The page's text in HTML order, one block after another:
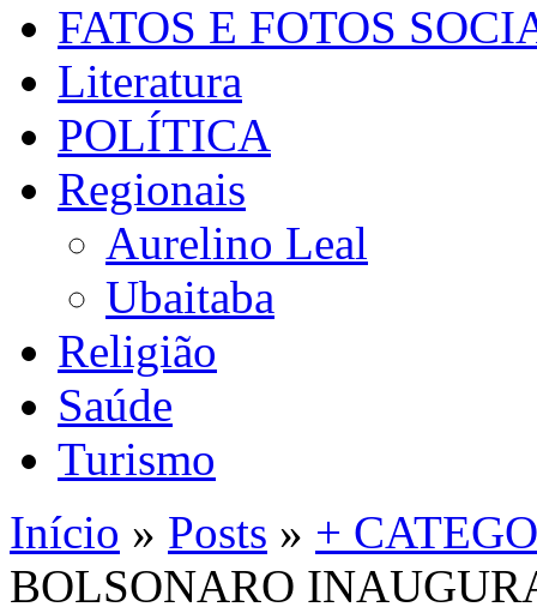
FATOS E FOTOS
Literatura
POLÍTICA
Regionais
Aurelino Leal
Ubaitaba
Religião
Saúde
Turismo
Início » Posts » +
BOLSONARO